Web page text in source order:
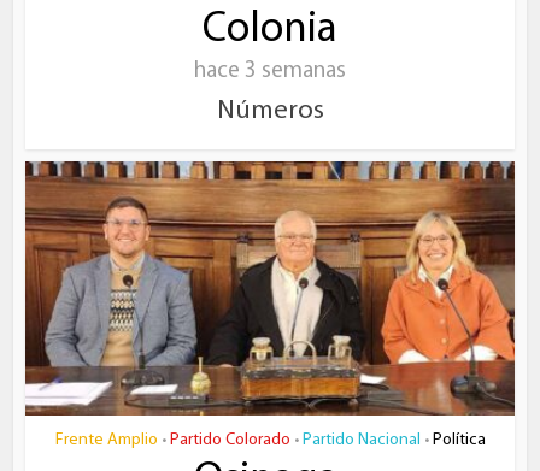
Colonia
hace 3 semanas
Números
Frente Amplio • Partido Colorado • Partido Nacional • Política